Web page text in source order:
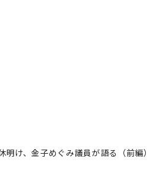
け、金子めぐみ議員が語る（前編）